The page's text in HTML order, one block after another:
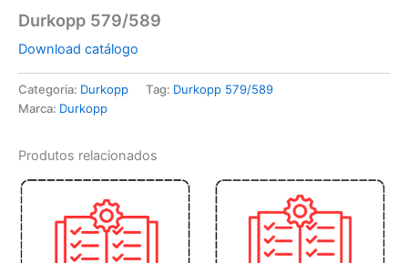
Durkopp 579/589
Download catálogo
Categoria: Durkopp Tag: Durkopp 579/589
Marca: Durkopp
Produtos relacionados